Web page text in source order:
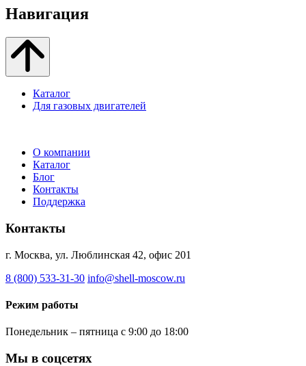
Навигация
Каталог
Для газовых двигателей
О компании
Каталог
Блог
Контакты
Поддержка
Контакты
г. Москва, ул. Люблинская 42, офис 201
8 (800) 533-31-30 info@shell-moscow.ru
Режим работы
Понедельник – пятница с 9:00 до 18:00
Мы в соцсетях